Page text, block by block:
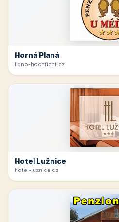
Horná Planá
lipno-hochficht.cz
Hotel Lužnice
hotel-luznice.cz